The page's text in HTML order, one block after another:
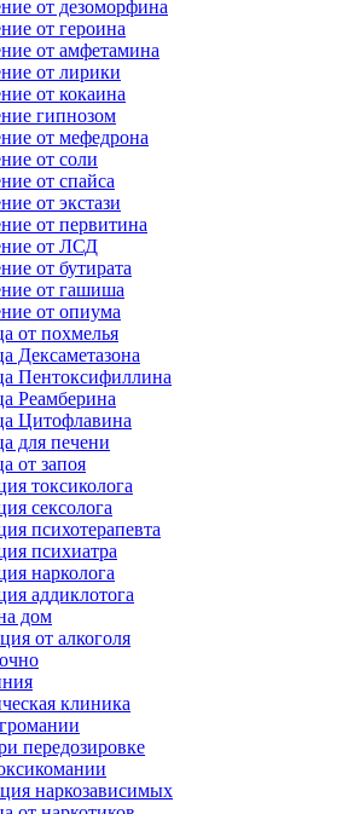
от дезоморфина
от героина
от амфетамина
от лирики
от кокаина
гипнозом
от мефедрона
от соли
от спайса
от экстази
от первитина
от ЛСД
от бутирата
от гашиша
от опиума
от похмелья
Дексаметазона
Пентоксифиллина
Реамберина
Цитофлавина
для печени
от запоя
токсиколога
сексолога
психотерапевта
психиатра
нарколога
аддиклотога
дом
от алкоголя
клиника
передозировке
наркозависимых